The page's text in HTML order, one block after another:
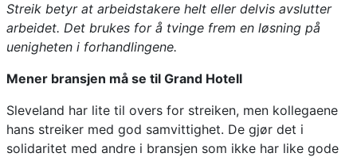
Streik betyr at arbeidstakere helt eller delvis avslutter
arbeidet. Det brukes for å tvinge frem en løsning på
uenigheten i forhandlingene.
Mener bransjen må se til Grand Hotell
Sleveland har lite til overs for streiken, men kollegaene
hans streiker med god samvittighet. De gjør det i
solidaritet med andre i bransjen som ikke har like gode